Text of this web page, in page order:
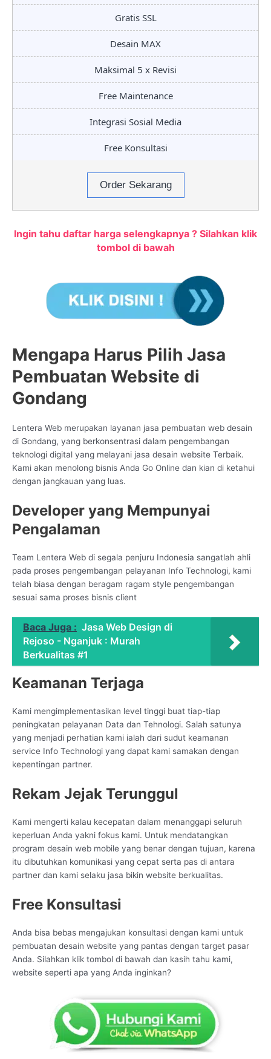
Gratis SSL
Desain MAX
Maksimal 5 x Revisi
Free Maintenance
Integrasi Sosial Media
Free Konsultasi
Order Sekarang
Ingin tahu daftar harga selengkapnya ? Silahkan klik
tombol di bawah
Mengapa Harus Pilih Jasa
Pembuatan Website di
Gondang
Lentera Web merupakan layanan jasa pembuatan web desain
di Gondang, yang berkonsentrasi dalam pengembangan
teknologi digital yang melayani jasa desain website Terbaik.
Kami akan menolong bisnis Anda Go Online dan kian di ketahui
dengan jangkauan yang luas.
Developer yang Mempunyai
Pengalaman
Team Lentera Web di segala penjuru Indonesia sangatlah ahli
pada proses pengembangan pelayanan Info Technologi, kami
telah biasa dengan beragam ragam style pengembangan
sesuai sama proses bisnis client
Baca Juga : Jasa Web Design di
Rejoso - Nganjuk : Murah
Berkualitas #1
Keamanan Terjaga
Kami mengimplementasikan level tinggi buat tiap-tiap
peningkatan pelayanan Data dan Tehnologi. Salah satunya
yang menjadi perhatian kami ialah dari sudut keamanan
service Info Technologi yang dapat kami samakan dengan
kepentingan partner.
Rekam Jejak Terunggul
Kami mengerti kalau kecepatan dalam menanggapi seluruh
keperluan Anda yakni fokus kami. Untuk mendatangkan
program desain web mobile yang benar dengan tujuan, karena
itu dibutuhkan komunikasi yang cepat serta pas di antara
partner dan kami selaku jasa bikin website berkualitas.
Free Konsultasi
Anda bisa bebas mengajukan konsultasi dengan kami untuk
pembuatan desain website yang pantas dengan target pasar
Anda. Silahkan klik tombol di bawah dan kasih tahu kami,
website seperti apa yang Anda inginkan?